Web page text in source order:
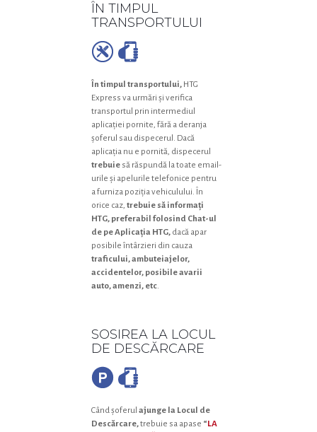
ÎN TIMPUL
TRANSPORTULUI
În timpul transportului, HTG
Express va urmări și verifica
transportul prin intermediul
aplicației pornite, fără a deranja
șoferul sau dispecerul. Dacă
aplicația nu e pornită, dispecerul
trebuie să răspundă la toate email-
urile și apelurile telefonice pentru
a furniza poziția vehiculului. În
orice caz,trebuie să informați
HTG, preferabil folosind Chat-ul
de pe Aplicația HTG, dacă apar
posibile întârzieri din cauza
traficului, ambuteiajelor,
accidentelor, posibile avarii
auto, amenzi, etc.
SOSIREA LA LOCUL
DE DESCĂRCARE
Când șoferulajunge la Locul de
Descărcare,trebuie sa apase “LA